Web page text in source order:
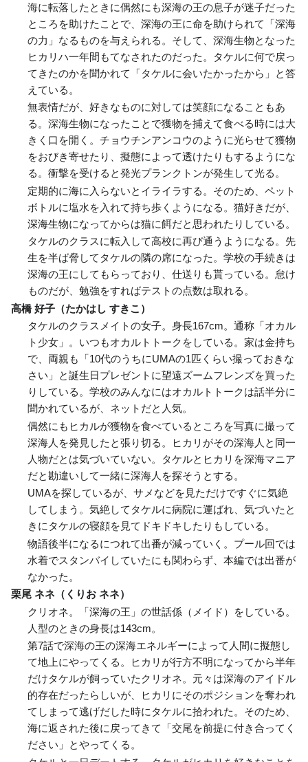
海に転落したときに偶然にも深海の王の息子が迷子だった
ところを助けたことで、深海の王に命を助けられて「深海
の力」なるものを与えられる。そして、深海生物となった
ヒカリハ一年間もてなされたのだった。タケルに何で戻っ
てきたのかを聞かれて「タケルに会いたかったから」と答
えている。
無表情だが、好きなものに対しては笑顔になることもあ
る。深海生物になったことで獲物を捕えて食べる時には大
きく口を開く。チョウチンアンコウのように光らせて獲物
をおびき寄せたり、擬態によって透けたりもするようにな
る。衝撃を受けると発光プランクトンが発生して光る。
定期的に海に入らないとイライラする。そのため、ペット
ボトルに塩水を入れて持ち歩くようになる。猫好きだが、
深海生物になってからは猫に餌だと思われたりしている。
タケルのクラスに転入して高校に再び通うようになる。先
生を半ば脅してタケルの隣の席になった。学校の手続きは
深海の王にしてもらっており、仕送りも貰っている。怠け
ものだが、勉強をすればテストの点数は取れる。
高橋 好子（たかはし すきこ）
タケルのクラスメイトの女子。身長167cm。通称「オカル
ト少女」。いつもオカルトトークをしている。家は金持ち
で、両親も「10代のうちにUMAの1匹くらい撮っておきな
さい」と誕生日プレゼントに望遠ズームフレンズを買った
りしている。学校のみんなにはオカルトトークは話半分に
聞かれているが、ネットだと人気。
偶然にもヒカルが獲物を食べているところを写真に撮って
深海人を発見したと張り切る。ヒカリがその深海人と同一
人物だとは気づいていない。タケルとヒカリを深海マニア
だと勘違いして一緒に深海人を探そうとする。
UMAを探しているが、サメなどを見ただけですぐに気絶
してしまう。気絶してタケルに病院に運ばれ、気づいたと
きにタケルの寝顔を見てドキドキしたりもしている。
物語後半になるにつれて出番が減っていく。プール回では
水着でスタンバイしていたにも関わらず、本編では出番が
なかった。
栗尾 ネネ（くりお ネネ）
クリオネ。「深海の王」の世話係（メイド）をしている。
人型のときの身長は143cm。
第7話で深海の王の深海エネルギーによって人間に擬態し
て地上にやってくる。ヒカリが行方不明になってから半年
だけタケルが飼っていたクリオネ。元々は深海のアイドル
的存在だったらしいが、ヒカリにそのポジションを奪われ
てしまって逃げだした時にタケルに拾われた。そのため、
海に返された後に戻ってきて「交尾を前提に付き合ってく
ださい」とやってくる。